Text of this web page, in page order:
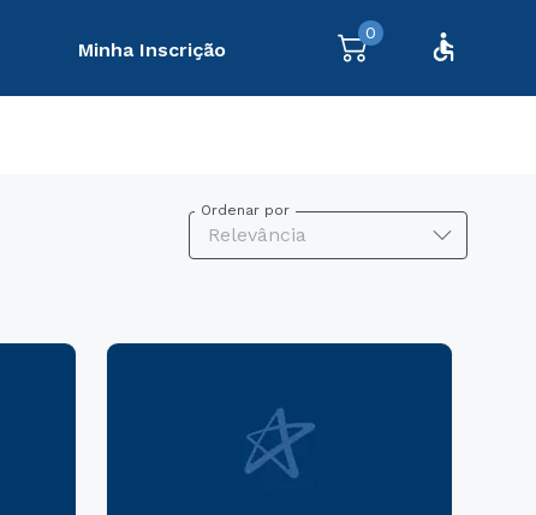
Minha Inscrição
0
Ordenar por
Relevância